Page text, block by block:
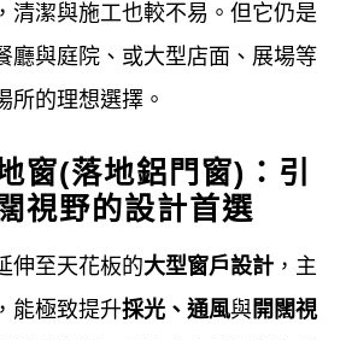
容，在工廠進行裁料、切
作業。
: 若有舊窗，需先進行拆
清潔與施工也較不易。但它仍是
廳與庭院、或大型店面、展場等
所的理想選擇。
窗(落地鋁門窗)：引
視野的設計首選
伸至天花板的大型窗戶設計 ，主
能極致提升採光、通風與開闊視